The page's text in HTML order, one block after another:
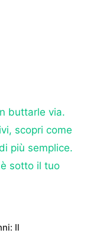
buttarle via.
scopri come
più semplice.
sotto il tuo
Il